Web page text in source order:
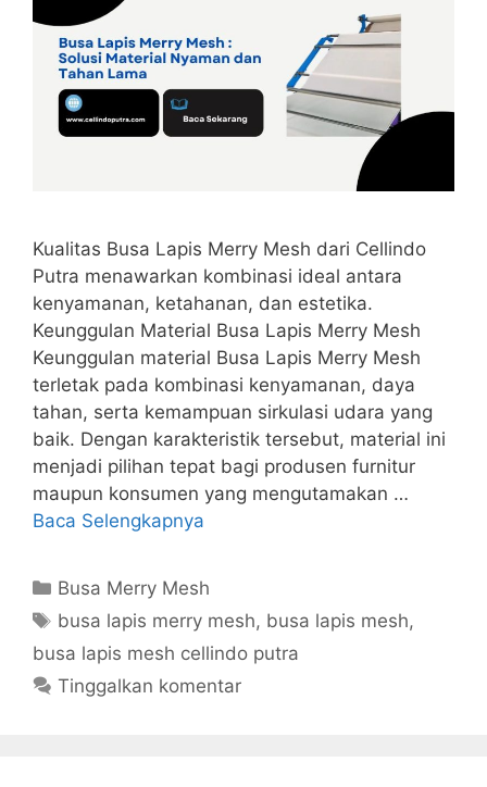
Kualitas Busa Lapis Merry Mesh dari Cellindo
Putra menawarkan kombinasi ideal antara
kenyamanan, ketahanan, dan estetika.
Keunggulan Material Busa Lapis Merry Mesh
Keunggulan material Busa Lapis Merry Mesh
terletak pada kombinasi kenyamanan, daya
tahan, serta kemampuan sirkulasi udara yang
baik. Dengan karakteristik tersebut, material ini
menjadi pilihan tepat bagi produsen furnitur
maupun konsumen yang mengutamakan …
Baca Selengkapnya
Kategori
Busa Merry Mesh
Tag
busa lapis merry mesh, busa lapis mesh,
busa lapis mesh cellindo putra
Tinggalkan komentar